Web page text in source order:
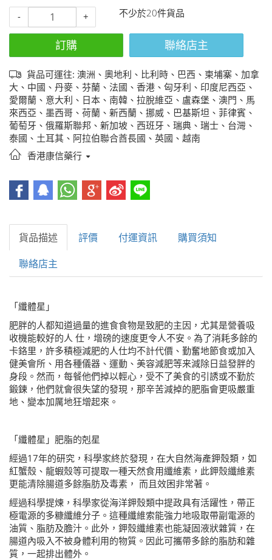
- + 不少於20件貨品
訂購 聯絡店主
貨品可運往: 澳洲、奧地利、比利時、巴西、柬埔寨、加拿
大、中國、丹麥、芬蘭、法國、香港、匈牙利、印度尼西亞、
愛爾蘭、意大利、日本、南韓、拉脫維亞、盧森堡、澳門、馬
來西亞、墨西哥、荷蘭、新西蘭、挪威、巴基斯坦、菲律賓、
葡萄牙、俄羅斯聯邦、新加坡、西班牙、瑞典、瑞士、台灣、
泰國、土耳其、阿拉伯聯合酋長國、英國、越南
香港康信藥行
貨品描述 評價 付運資訊
購買須知
聯絡店主
「纖體星」
肥胖的人都知道過量的進食食物是致肥的主因，尤其是營養吸
收機能較好的人 仕，增磅的速度更令人不安。為了消耗多餘的
卡鉻里，許多積極減肥的人仕均不計代價、勤奮地節食或加入
健美會所、用各種儀器、運動、美容減肥等来減除日益發胖的
身段 。 然而 ， 每餐他們掉以輕心，受不了美食的引誘或不勤於
鍛鍊，他們就會很失望的發現 ， 那辛苦減掉的肥脂會更吸嚴重
地、變本加厲地狂增起來。
「纖體星」肥脂的剋星
經過17年的研究，科學家終於發現，在大自然海產鉀殼類，如
紅蟹殼、龍蝦殼等可提取一種天然食用纖維素，此鉀殼纖維素
更能清除腸道多餘脂肪及毒素， 而且效困非常著。
經過科學提煉，科學家從海洋鉀殼類中提政具有活躍性，帶正
極電源的多糠纖維分子。這種纖維索能強力地吸取帶副電源的
油質、脂肪及膽汁。此外 ， 鉀殼纖維素也能凝固液狀雜質，在
腸道內吸入不被身體利用的物質 。 因此可攜帶多餘的脂肪和雜
質，一起排出體外 。